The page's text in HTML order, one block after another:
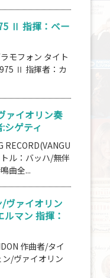
Ⅱ 指揮：ベー
モフォン タイト
Ⅱ 指揮者：カ
ァイオリン奏
シゲティ
RECORD(VANGU
ル：バッハ/無伴
曲全...
ヴァイオリン
マン 指揮：
作曲者/タイ
ン/ヴァイオリン